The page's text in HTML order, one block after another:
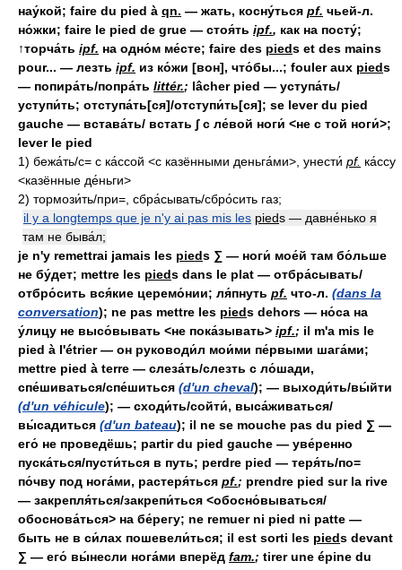
нау́кой; faire du pied à qn. — жать, косну́ться pf. чьей-л.
но́жки; faire le pied de grue — стоя́ть ipf., как на посту́;
↑торча́ть ipf. на одно́м ме́сте; faire des pieds et des mains
pour... — лезть ipf. из ко́жи [вон], что́бы...; fouler aux pieds
— попира́ть/попра́ть littér.; lâcher pied — уступа́ть/
уступи́ть; отступа́ть[ся]/отступи́ть[ся]; se lever du pied
gauche — встава́ть/ встать ∫ с ле́вой ноги́ <не с той ноги́>;
lever le pied
1) бежа́ть/с= с ка́ссой <с казёнными деньга́ми>, унести́ pf. ка́ссу
<казённые де́ньги>
2) тормози́ть/при=, сбра́сывать/сбро́сить газ;
il y a longtemps que je n'y ai pas mis les pieds — давне́нько я
там не быва́л;
je n'y remettrai jamais les pieds ∑ — ноги́ мое́й там бо́льше
не бу́дет; mettre les pieds dans le plat — отбра́сывать/
отбро́сить вся́кие церемо́нии; ля́пнуть pf. что-л. (dans la
conversation); ne pas mettre les pieds dehors — но́са на
у́лицу не высо́вывать <не пока́зывать> ipf.; il m'a mis le
pied à l'étrier — он руководи́л мои́ми пе́рвыми шага́ми;
mettre pied à terre — слеза́ть/слезть с ло́шади,
спе́шиваться/спе́шиться (d'un cheval); — выходи́ть/вы́йти
(d'un véhicule); — сходи́ть/сойти́, выса́живаться/
вы́садиться (d'un bateau); il ne se mouche pas du pied ∑ —
его́ не проведёшь; partir du pied gauche — уве́ренно
пуска́ться/пусти́ться в путь; perdre pied — теря́ть/по=
по́чву под нога́ми, растеря́ться pf.; prendre pied sur la rive
— закрепля́ться/закрепи́ться <обосно́вываться/
обоснова́ться> на бе́регу; ne remuer ni pied ni patte —
быть не в си́лах пошевели́ться; il est sorti les pieds devant
∑ — его́ вы́несли нога́ми вперёд fam.; tirer une épine du